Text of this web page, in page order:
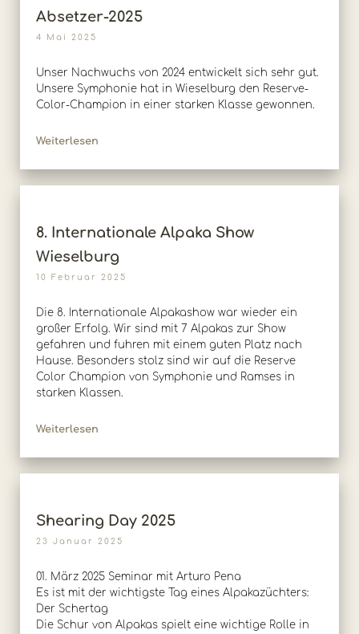
Absetzer-2025
4 Mai 2025
Unser Nachwuchs von 2024 entwickelt sich sehr gut.
Unsere Symphonie hat in Wieselburg den Reserve-
Color-Champion in einer starken Klasse gewonnen.
Weiterlesen
8. Internationale Alpaka Show
Wieselburg
10 Februar 2025
Die 8. Internationale Alpakashow war wieder ein
großer Erfolg. Wir sind mit 7 Alpakas zur Show
gefahren und fuhren mit einem guten Platz nach
Hause. Besonders stolz sind wir auf die Reserve
Color Champion von Symphonie und Ramses in
starken Klassen.
Weiterlesen
Shearing Day 2025
23 Januar 2025
01. März 2025 Seminar mit Arturo Pena
Es ist mit der wichtigste Tag eines Alpakazüchters:
Der Schertag
Die Schur von Alpakas spielt eine wichtige Rolle in